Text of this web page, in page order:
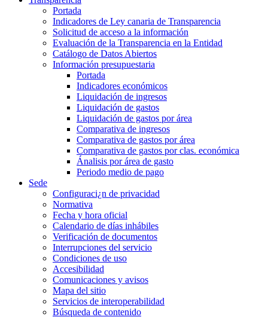
Portada
Indicadores de Ley canaria de Transparencia
Solicitud de acceso a la información
Evaluación de la Transparencia en la Entidad
Catálogo de Datos Abiertos
Información presupuestaria
Portada
Indicadores económicos
Liquidación de ingresos
Liquidación de gastos
Liquidación de gastos por área
Comparativa de ingresos
Comparativa de gastos por área
Comparativa de gastos por clas. económica
Ánalisis por área de gasto
Periodo medio de pago
Sede
Configuraci¿n de privacidad
Normativa
Fecha y hora oficial
Calendario de días inhábiles
Verificación de documentos
Interrupciones del servicio
Condiciones de uso
Accesibilidad
Comunicaciones y avisos
Mapa del sitio
Servicios de interoperabilidad
Búsqueda de contenido